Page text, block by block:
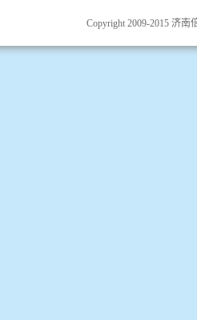
Copyright 2009-2015 济南